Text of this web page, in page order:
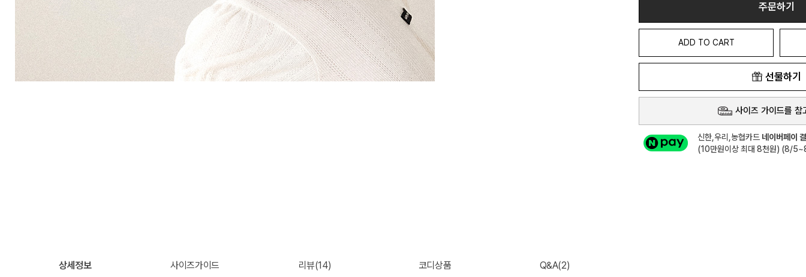
주문하기
ADD TO CART
선물하기
사이즈 가이드를 참
신한,우리,농협카드 네이버페이
(10만원이상 최대 8천원) (8/
상세정보 사이즈가이드 리뷰(14) 코디상품 Q&A(2)